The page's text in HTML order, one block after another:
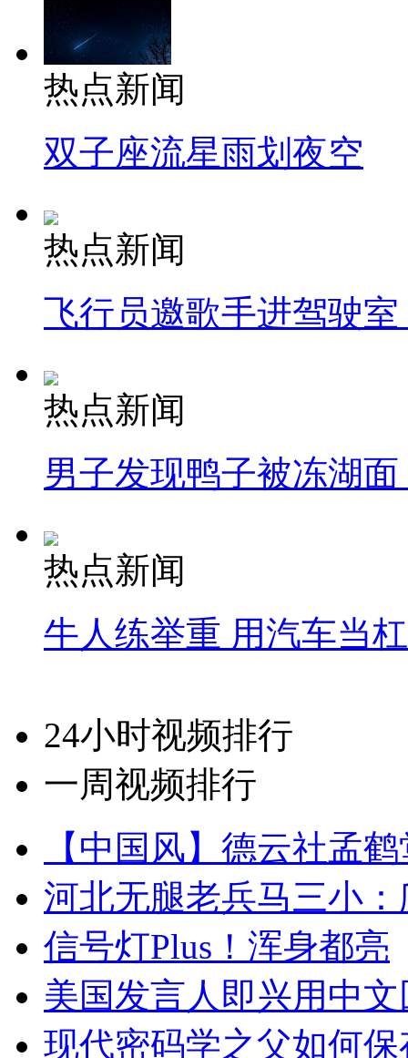
热点新闻
双子座流星雨划夜空
热点新闻
飞行员邀歌手进驾驶
热点新闻
男子发现鸭子被冻湖
热点新闻
牛人练举重 用汽车当
24小时视频排行
一周视频排行
【中国风】德云社孟
河北无腿老兵马三小
信号灯Plus！浑身都亮
美国发言人即兴用中
现代密码学之父如何